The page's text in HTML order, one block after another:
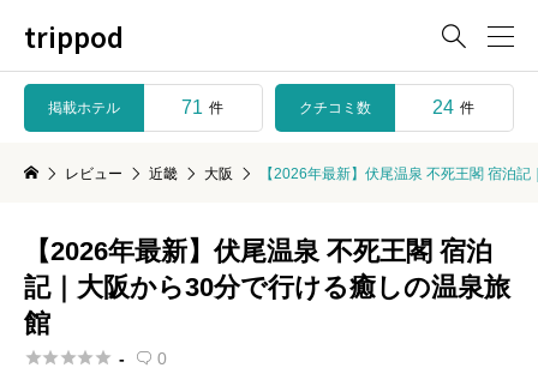
trippod 
掲載ホテル 71 件 クチコミ数 24 件
レビュー 近畿 大阪 【2026年最新】伏尾温泉 不死王閣 宿泊
【2026年最新】伏尾温泉 不死王閣 宿泊
記｜大阪から30分で行ける癒しの温泉旅
館
 -  0